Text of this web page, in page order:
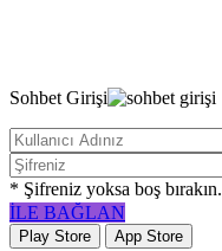
Sohbet Girişi
* Şifreniz yoksa boş bırakın.
İLE BAĞLAN
Play Store App Store